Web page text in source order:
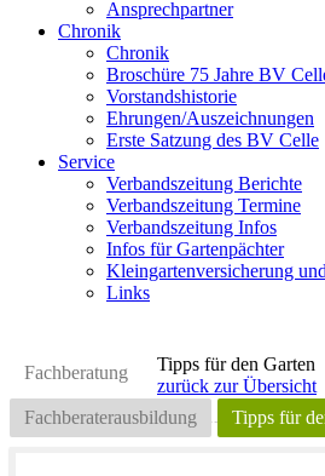
Ansprechpartner
Chronik
Chronik
Broschüre 75 Jahre BV
Vorstandshistorie
Ehrungen/Auszeichnungen
Erste Satzung des BV Celle
Service
Verbandszeitung Berichte
Verbandszeitung Termine
Verbandszeitung Infos
Infos für Gartenpächter
Kleingartenversicherung
Links
Fachberatung
Fachberaterausbildung Tipps für
Tipps für den Garten
zurück zur Übersicht